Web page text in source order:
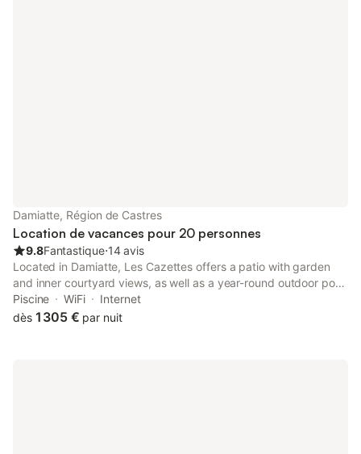
Damiatte, Région de Castres
Location de vacances pour 20 personnes
9.8Fantastique⋅14 avis
Located in Damiatte, Les Cazettes offers a patio with garden
and inner courtyard views, as well as a year-round outdoor pool,
sauna and hot tub. This property offers access to a balcony, a
pool table, free private parking and free WiFi.
Piscine WiFi
Internet
dès 1 305 € par nuit